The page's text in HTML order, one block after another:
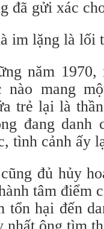
đã gửi xác
im lặng là lối
năm 1970,
nào mang
trẻ lại là
đang danh
tình cảnh ấy
đủ hủy
tâm điểm
tổn hại đến